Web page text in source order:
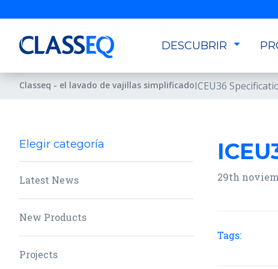
DESCUBRIR
Classeq - el lavado de vajillas simplificadoICEU36
Elegir categoría
Latest News
New Products
Projects
29th
Tags: